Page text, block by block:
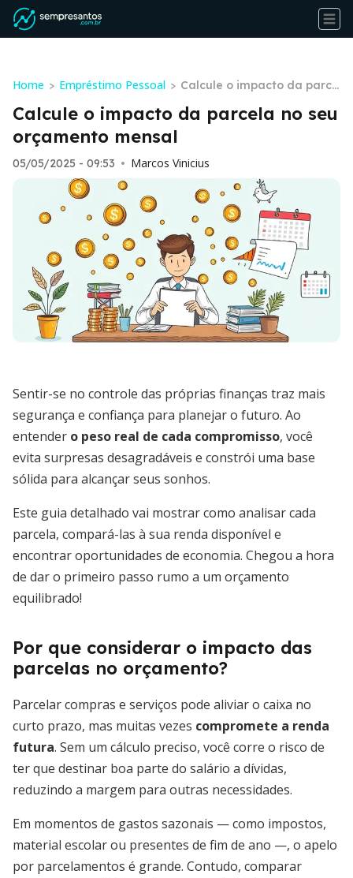
Home > Empréstimo Pessoal > Calcule o impacto da parce
la no seu orçamento mensa
l
Calcule o impacto da parcela no seu
orçamento mensal
05/05/2025 - 09:53 • Marcos Vinicius
Sentir-se no controle das próprias finanças traz mais
segurança e confiança para planejar o futuro. Ao
entender o peso real de cada compromisso, você
evita surpresas desagradáveis e constrói uma base
sólida para alcançar seus sonhos.
Este guia detalhado vai mostrar como analisar cada
parcela, compará-las à sua renda disponível e
encontrar oportunidades de economia. Chegou a hora
de dar o primeiro passo rumo a um orçamento
equilibrado!
Por que considerar o impacto das
parcelas no orçamento?
Parcelar compras e serviços pode aliviar o caixa no
curto prazo, mas muitas vezes compromete a renda
futura. Sem um cálculo preciso, você corre o risco de
ter que destinar boa parte do salário a dívidas,
reduzindo a margem para outras necessidades.
Em momentos de gastos sazonais — como impostos,
material escolar ou presentes de fim de ano —, o apelo
por parcelamentos é grande. Contudo, comparar